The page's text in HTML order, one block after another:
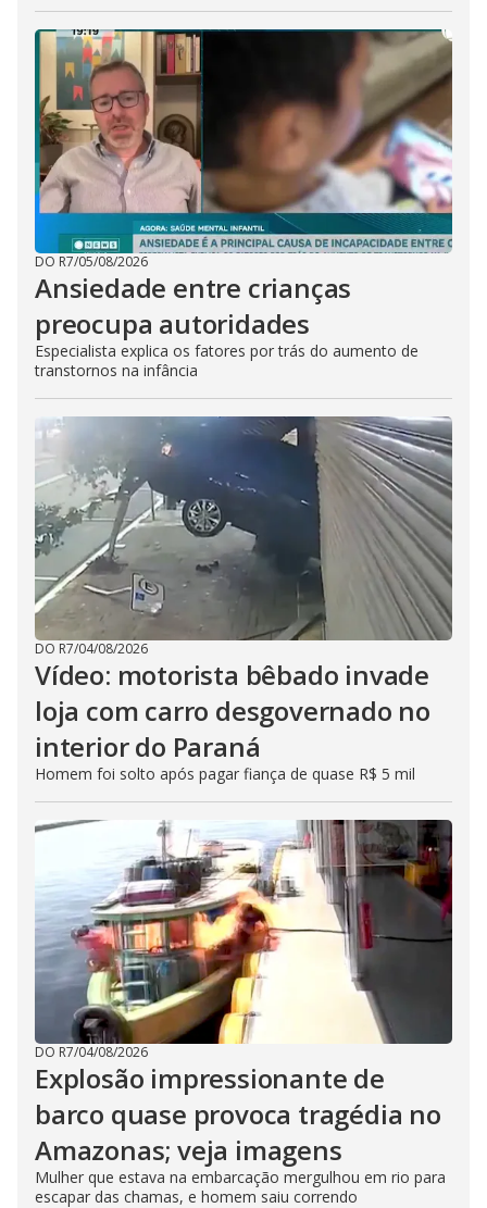
DO R7/05/08/2026
Ansiedade entre crianças
preocupa autoridades
Especialista explica os fatores por trás do aumento de
transtornos na infância
DO R7/04/08/2026
Vídeo: motorista bêbado invade
loja com carro desgovernado no
interior do Paraná
Homem foi solto após pagar fiança de quase R$ 5 mil
DO R7/04/08/2026
Explosão impressionante de
barco quase provoca tragédia no
Amazonas; veja imagens
Mulher que estava na embarcação mergulhou em rio para
escapar das chamas, e homem saiu correndo